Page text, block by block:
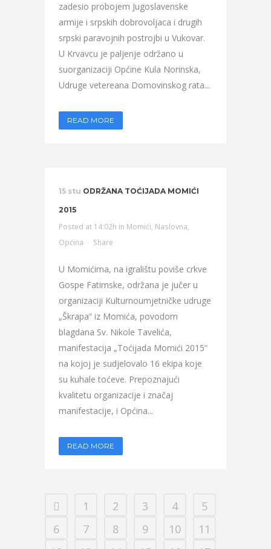
zadesio probojem Jugoslavenske
armije i srpskih dobrovoljaca i drugih
srpski paravojnih postrojbi u Vukovar.
U Krvavcu je paljenje održano u
suorganizaciji Općine Kula Norinska,
Udruge vetereana Domovinskog rata...
READ MORE
15 stu ODRŽANA TOĆIJADA MOMIĆI
2015
Posted at 14:02h in Momići, Naslovna,
Općina
Share
U Momićima, na igralištu poviše crkve
Gospe Fatimske, održana je jučer u
organizaciji Kulturnoumjetničke udruge
„Škrapa“ iz Momića, povodom
blagdana Sv. Nikole Tavelića,
manifestacija „Toćijada Momići 2015“
na kojoj je sudjelovalo 16 ekipa koje
su kuhale toćeve. Prepoznajući
kvalitetu organizacije i značaj
manifestacije, i Općina...
READ MORE
1 2 3 4
5
6
7 8 9 10
11